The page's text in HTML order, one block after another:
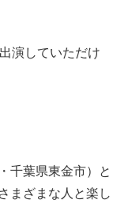
演していただけ
千葉県東金市）と
まざまな人と楽し